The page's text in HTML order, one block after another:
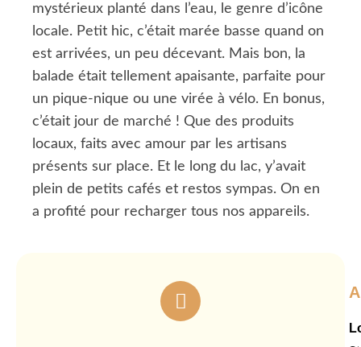
mystérieux planté dans l’eau, le genre d’icône
locale. Petit hic, c’était marée basse quand on
est arrivées, un peu décevant. Mais bon, la
balade était tellement apaisante, parfaite pour
un pique-nique ou une virée à vélo. En bonus,
c’était jour de marché ! Que des produits
locaux, faits avec amour par les artisans
présents sur place. Et le long du lac, y’avait
plein de petits cafés et restos sympas. On en
a profité pour recharger tous nos appareils.